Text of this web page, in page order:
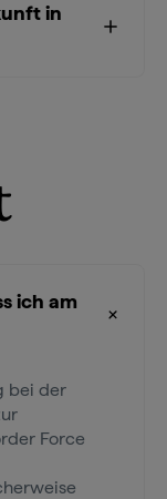
in
ich am
bei der
Force